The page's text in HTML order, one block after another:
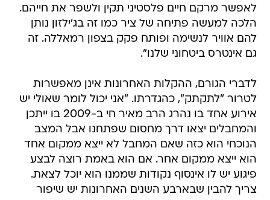
לאפשר מרקם חיים פלסטיני תקין ולשפר את חייהם.
הלכה למעשה פתיחה של ציר כמו זה בג'ילזון נותן
להם אוויר לנשימה ופותח פקק בצפון רמאללה. זה
גם אינטרס ביטחוני שלנו".
לדברי הגורם, ההקלות האחרונות אינן מאפשרות
לטרור "לתקתק", כהגדרתו. "אני יכול לומר שאולי יש
אירוע אחד בו נהרג הרב מאיר חי ב-2009 בו ייתכן
והמחבלים יצאו דרך מחסום שפתחנו אבל המצב
הנוכחי הוא כזה שאם המחבל לא ייצא ממקום אחד
הוא ייצא ממקום אחר. אם הוא באמת רוצה לבצע
פיגוע יש לו אינסוף נקודות שממנו הוא יוכל לצאת.
צריך להבין שבארבע השנים האחרונות יש שיפור